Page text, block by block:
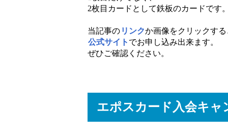
2枚目カードとして鉄板のカードです。
当記事の リンクか画像をクリックする
公式サイト でお申し込み出来ます。
ぜひご確認ください。
エポスカード入会キャ